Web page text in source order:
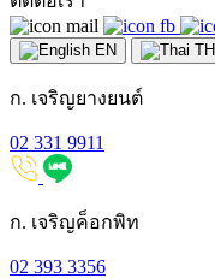
EN TH
ก. เจริญยางยนต์
02 331 9911
ก. เจริญค็อกพิท
02 393 3356